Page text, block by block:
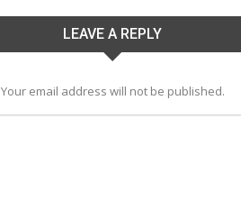
LEAVE A REPLY
Your email address will not be published.